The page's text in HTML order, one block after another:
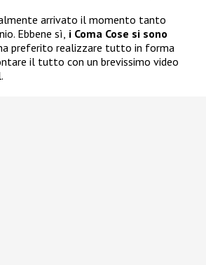
arrivato il momento tanto
Ebbene sì, i Coma Cose si sono
preferito realizzare tutto in forma
il tutto con un brevissimo video